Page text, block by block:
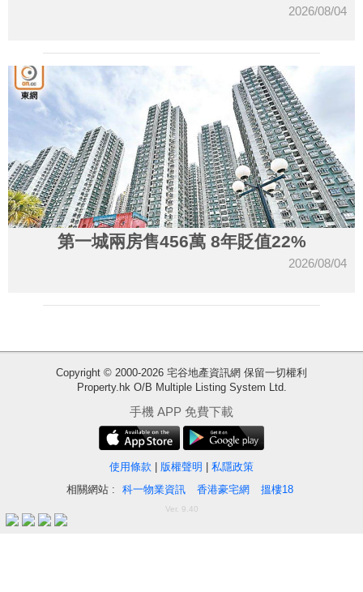
體
体
2026/08/04
第一城兩房售456萬 8年貶值22%
2026/08/04
Copyright © 2000-2026 宅谷地產資訊網 保留一切權利
Property.hk O/B Multiple Listing System Ltd.
手機 APP 免費下載
使用條款 版權聲明
私隱政策
相關網站 :
科一物業資訊 香港豪宅網 搵樓18
Ver. 9.40